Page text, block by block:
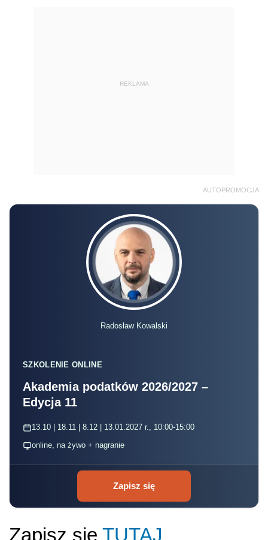
REKLAMA
AUTOPROMOCJA
Radosław Kowalski
SZKOLENIE ONLINE
Akademia podatków 2026/2027 –
Edycja 11
13.10 | 18.11 | 8.12 | 13.01.2027 r., 10:00-15:00
online, na żywo + nagranie
Zapisz się
Zapisz się TUTAJ